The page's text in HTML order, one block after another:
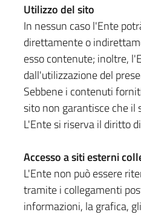
Utilizzo del sito
In nessun caso l'Ente
direttamente o
esso contenute; inoltre,
dall'utilizzazione del
Sebbene i contenuti
sito non garantisce che il
L'Ente si riserva il diritto
Accesso a siti esterni
L'Ente non può essere
tramite i collegamenti
informazioni, la grafica,